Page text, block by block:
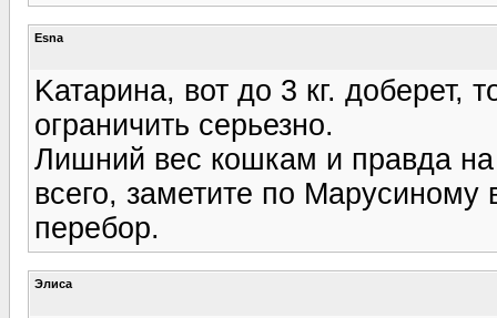
Esna
Kатарина, вот до 3 кг. доберет,
ограничить серьезно.
Лишний вес кошкам и правда
всего, заметите по Марусиному
перебор.
Элиса